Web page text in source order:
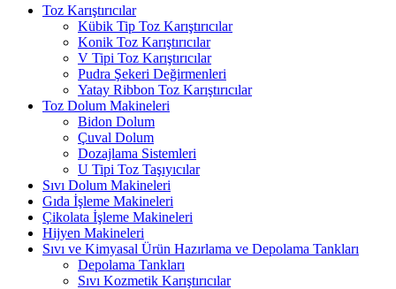
Toz Karıştırıcılar
Kübik Tip Toz Karıştırıcılar
Konik Toz Karıştırıcılar
V Tipi Toz Karıştırıcılar
Pudra Şekeri Değirmenleri
Yatay Ribbon Toz Karıştırıcılar
Toz Dolum Makineleri
Bidon Dolum
Çuval Dolum
Dozajlama Sistemleri
U Tipi Toz Taşıyıcılar
Sıvı Dolum Makineleri
Gıda İşleme Makineleri
Çikolata İşleme Makineleri
Hijyen Makineleri
Sıvı ve Kimyasal Ürün Hazırlama ve Depolama Tankları
Depolama Tankları
Sıvı Kozmetik Karıştırıcılar